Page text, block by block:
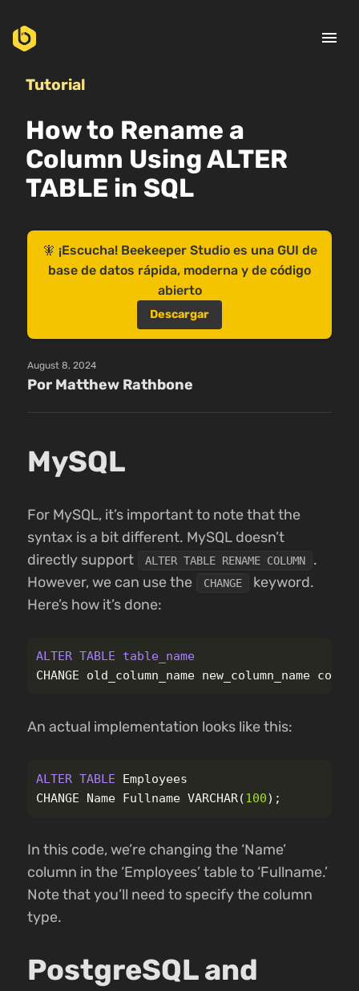
menu
Tutorial
How to Rename a
Column Using ALTER
TABLE in SQL
🧚 ¡Escucha! Beekeeper Studio es una GUI de
base de datos rápida, moderna y de código
abierto
Descargar
August 8, 2024
Por Matthew Rathbone
MySQL
For MySQL, it’s important to note that the
syntax is a bit different. MySQL doesn’t
directly support
ALTER TABLE RENAME COLUMN
.
However, we can use the
CHANGE
keyword.
Here’s how it’s done:
ALTER TABLE
table_name
CHANGE
old_column_name new_column_name
An actual implementation looks like this:
ALTER TABLE
Employees
CHANGE
Name Fullname VARCHAR(100);
In this code, we’re changing the ‘Name’
column in the ‘Employees’ table to ‘Fullname.’
Note that you’ll need to specify the column
type.
PostgreSQL and